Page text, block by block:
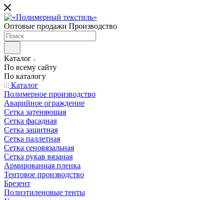
Оптовые продажи Производство
Каталог
По всему сайту
По каталогу
Каталог
Полимерное производство
Аварийное ограждение
Сетка затеняющая
Сетка фасадная
Сетка защитная
Сетка паллетная
Сетка сеновязальная
Сетка рукав вязаная
Армированная пленка
Тентовое производство
Брезент
Полиэтиленовые тенты